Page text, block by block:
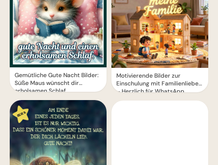
Gemütliche Gute Nacht Bilder:
Süße Maus wünscht dir
erholsamen Schlaf
Motivierende Bilder zur
Einschulung mit Familienliebe
– Herzlich für WhatsApp